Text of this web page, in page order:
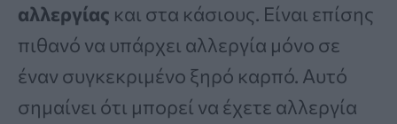
αλλεργίας και στα κάσιους. Είναι επίσης
πιθανό να υπάρχει αλλεργία μόνο σε
έναν συγκεκριμένο ξηρό καρπό. Αυτό
σημαίνει ότι μπορεί να έχετε αλλεργία